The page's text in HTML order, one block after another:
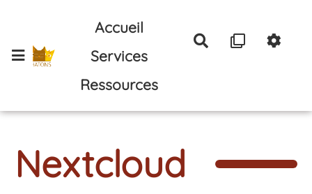
Aller au contenu principal
Accueil
Services
Ressources
Rechercher
Nextcloud